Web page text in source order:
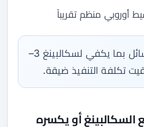
أوروبي منظم تقريباً
DAX40 سائل بما يكفي لسكالبينغ 3–
السكالبينغ أو يكسره